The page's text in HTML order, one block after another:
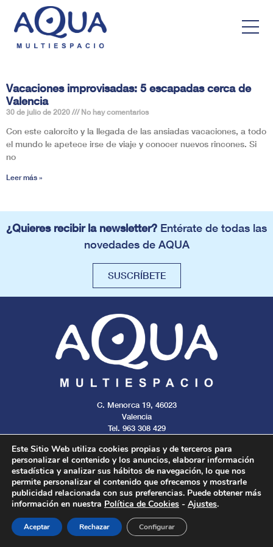
Vacaciones improvisadas: 5 escapadas cerca de
Valencia
30 de julio de 2020 No hay comentarios
Con este calorcito y la llegada de las ansiadas vacaciones, a todo
el mundo le apetece irse de viaje y conocer nuevos rincones. Si
no
Leer más »
¿Quieres recibir la newsletter? Entérate de todas las
novedades de AQUA
SUSCRÍBETE
C. Menorca 19, 46023
Valencia
Tel. 963 308 429
Todos los derechos reservados. 2024.
Aviso legal Cookies Privacidad
Este Sitio Web utiliza cookies propias y de terceros para
personalizar el contenido y los anuncios, elaborar información
estadística y analizar sus hábitos de navegación, lo que nos
permite personalizar el contenido que ofrecemos y mostrarle
publicidad relacionada con sus preferencias. Puede obtener más
información en nuestra Política de Cookies - Ajustes.
Aceptar Rechazar Configurar